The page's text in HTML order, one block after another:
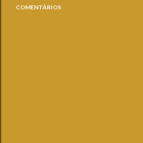
COMENTÁRIOS